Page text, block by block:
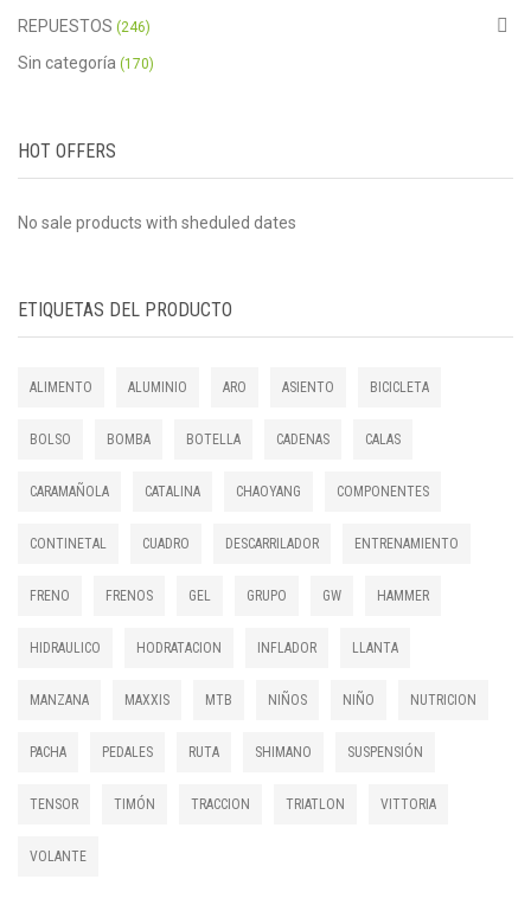
REPUESTOS (246)
Sin categoría (170)
HOT OFFERS
No sale products with sheduled dates
ETIQUETAS DEL PRODUCTO
ALIMENTO ALUMINIO ARO ASIENTO BICICLETA
BOLSO BOMBA BOTELLA CADENAS CALAS
CARAMAÑOLA CATALINA CHAOYANG COMPONENTES
CONTINETAL CUADRO DESCARRILADOR ENTRENAMIENTO
FRENO FRENOS GEL GRUPO GW HAMMER
HIDRAULICO HODRATACION INFLADOR LLANTA
MANZANA MAXXIS MTB NIÑOS NIÑO NUTRICION
PACHA PEDALES RUTA SHIMANO SUSPENSIÓN
TENSOR TIMÓN TRACCION TRIATLON VITTORIA
VOLANTE